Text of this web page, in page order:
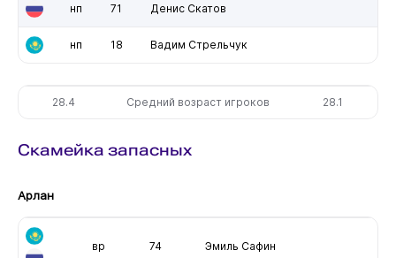
нп 71 Денис Скатов
нп 18 Вадим Стрельчук
28.4 Средний возраст игроков 28.1
Скамейка запасных
Арлан
вр 74 Эмиль Сафин